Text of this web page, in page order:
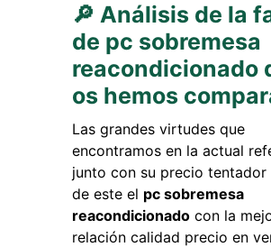
🔎 Análisis de la
de pc sobremesa
reacondicionado
os hemos
Las grandes virtudes que
encontramos en la actual
junto con su precio tentador
de este el pc sobremesa
reacondicionado con la
relación calidad precio en